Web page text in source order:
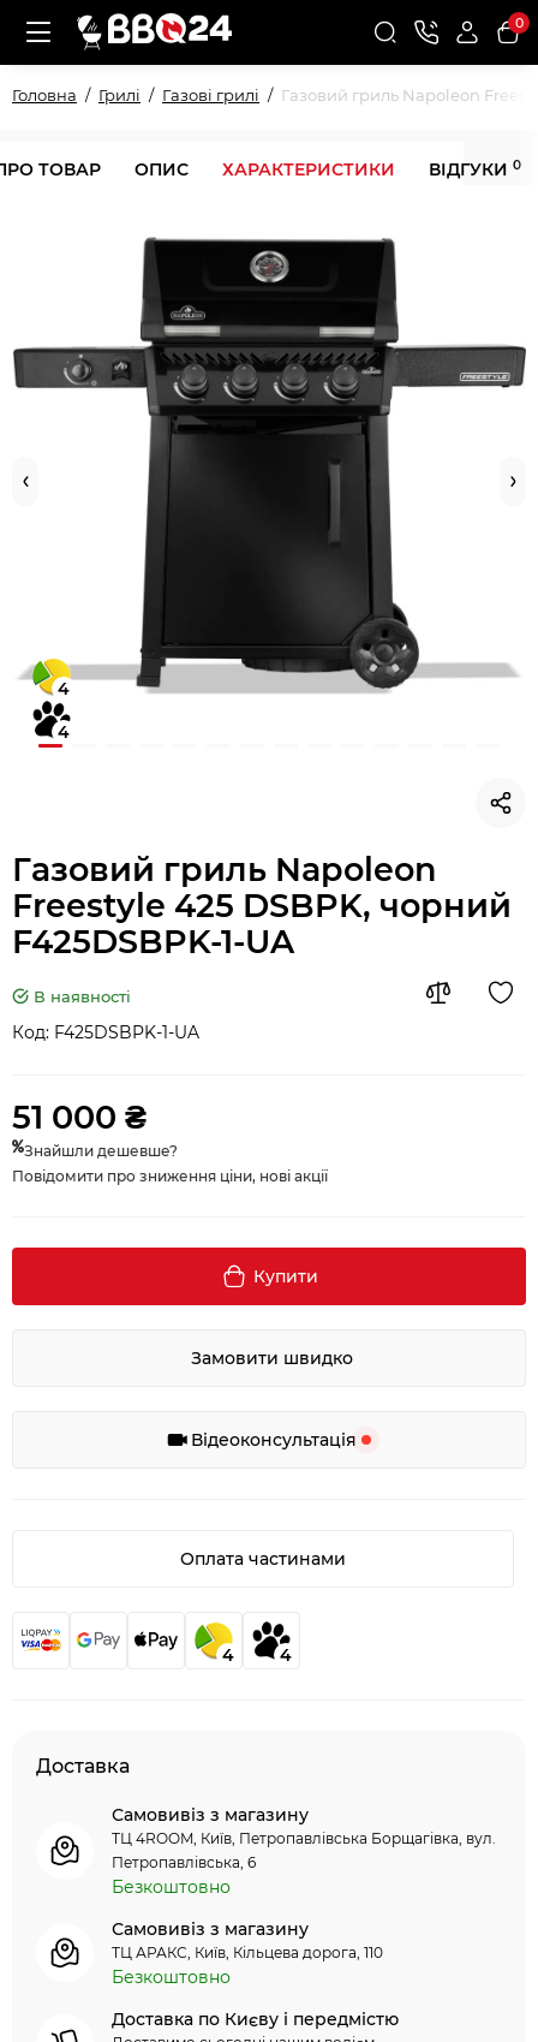
0
Головна Грилі Газові грилі Газовий гриль Napoleon
ТОВАР ОПИС ХАРАКТЕРИСТИКИ ВІДГУКИ 0
4
4
Газовий гриль Napoleon
Freestyle 425 DSBPK, чорний
F425DSBPK-1-UA
В наявності
Код: F425DSBPK-1-UA
51 000 ₴
Знайшли дешевше?
Повідомити про зниження ціни, нові акції
Купити
Замовити швидко
Відеоконсультація
Оплата частинами
4 4
Доставка
Самовивіз з магазину
ТЦ 4ROOM, Київ, Петропавлівська Борщагівка, вул.
Петропавлівська, 6
Безкоштовно
Самовивіз з магазину
ТЦ АРАКС, Київ, Кільцева дорога, 110
Безкоштовно
Доставка по Києву і передмістю